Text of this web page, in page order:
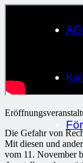
Die Gefahr von
Mit diesen und
vom 11. November